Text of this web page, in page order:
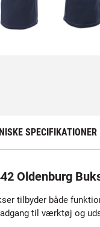
SPECIFIKATIONER
Oldenburg
tilbyder både
til værktøj og